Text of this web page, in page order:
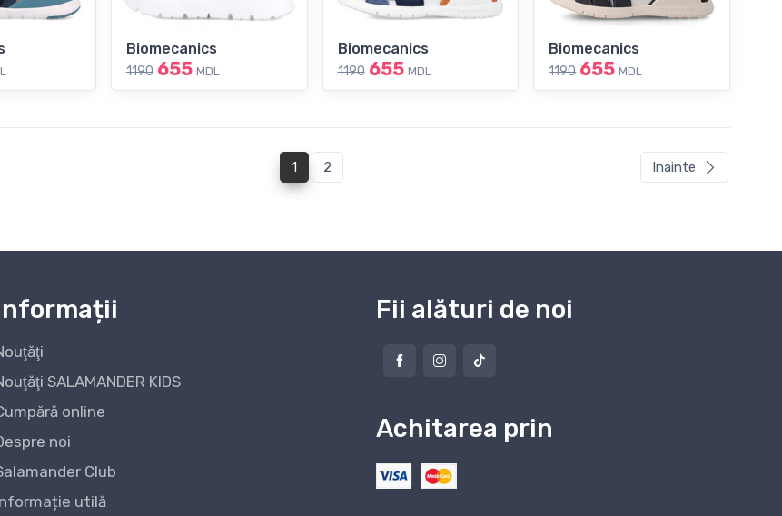
Biomecanics
1190 655 MDL
Biomecanics
1190 655 MDL
Biomecanics
1190 655 MDL
1(current)
2 Inainte
SALAMANDER KIDS
online
noi
Club
utilă
Fii alături de noi
Achitarea prin